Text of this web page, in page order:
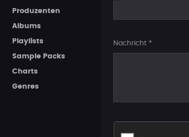
Produzenten
Albums
Playlists
Sample Packs
Charts
Genres
Nachricht *